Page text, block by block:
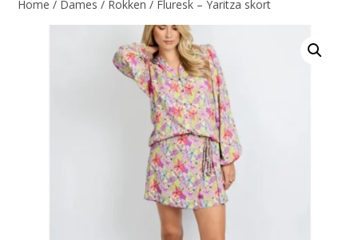
Home / Dames / Rokken / Fluresk – Yaritza skort